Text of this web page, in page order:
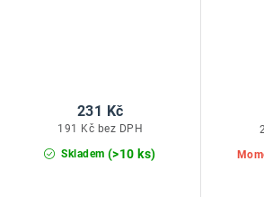
Skladem (>10 ks)
191 Kč bez DPH
231 Kč